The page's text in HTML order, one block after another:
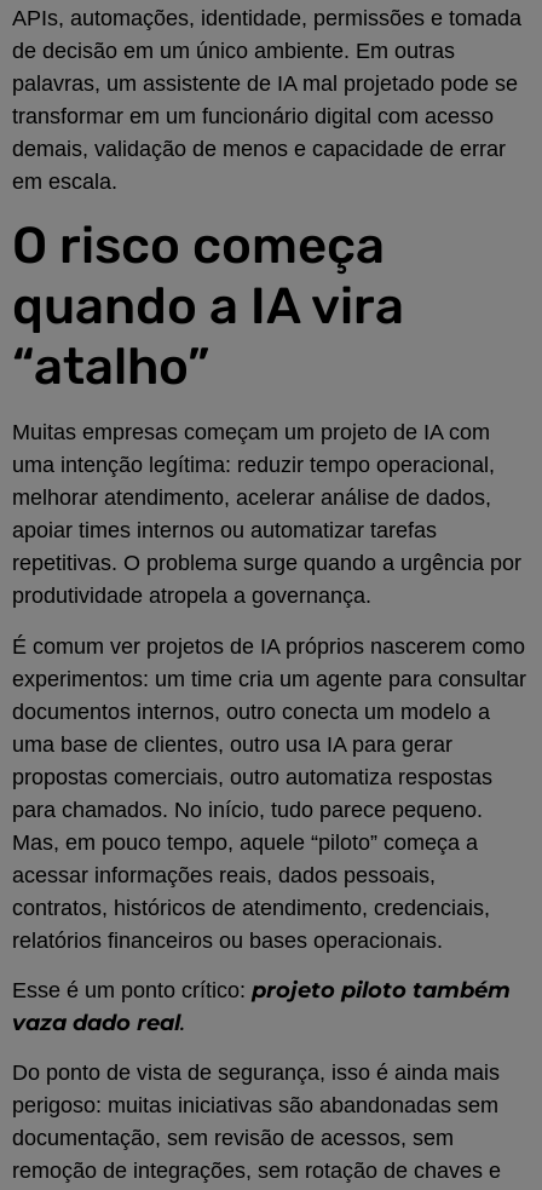
APIs, automações, identidade, permissões e tomada
de decisão em um único ambiente. Em outras
palavras, um assistente de IA mal projetado pode se
transformar em um funcionário digital com acesso
demais, validação de menos e capacidade de errar
em escala.
O risco começa
quando a IA vira
“atalho”
Muitas empresas começam um projeto de IA com
uma intenção legítima: reduzir tempo operacional,
melhorar atendimento, acelerar análise de dados,
apoiar times internos ou automatizar tarefas
repetitivas. O problema surge quando a urgência por
produtividade atropela a governança.
É comum ver projetos de IA próprios nascerem como
experimentos: um time cria um agente para consultar
documentos internos, outro conecta um modelo a
uma base de clientes, outro usa IA para gerar
propostas comerciais, outro automatiza respostas
para chamados. No início, tudo parece pequeno.
Mas, em pouco tempo, aquele “piloto” começa a
acessar informações reais, dados pessoais,
contratos, históricos de atendimento, credenciais,
relatórios financeiros ou bases operacionais.
Esse é um ponto crítico: projeto piloto também
vaza dado real.
Do ponto de vista de segurança, isso é ainda mais
perigoso: muitas iniciativas são abandonadas sem
documentação, sem revisão de acessos, sem
remoção de integrações, sem rotação de chaves e